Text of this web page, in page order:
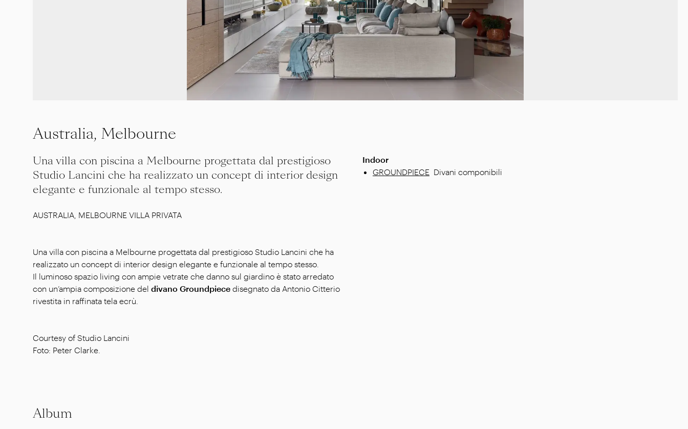
Australia, Melbourne
Una villa con piscina a Melbourne progettata dal prestigioso
Studio Lancini che ha realizzato un concept di interior design
elegante e funzionale al tempo stesso.
AUSTRALIA, MELBOURNE VILLA PRIVATA
Una villa con piscina a Melbourne progettata dal prestigioso Studio Lancini che ha
realizzato un concept di interior design elegante e funzionale al tempo stesso.
Il luminoso spazio living con ampie vetrate che danno sul giardino è stato arredato
con un’ampia composizione del divano Groundpiece disegnato da Antonio Citterio
rivestita in raffinata tela ecrù.
Courtesy of Studio Lancini
Foto: Peter Clarke.
Indoor
GROUNDPIECE Divani componibili
Album